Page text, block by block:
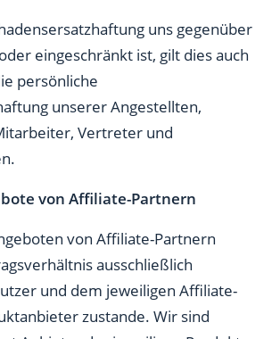
uns gegenüber
eingeschränkt ist, gilt dies auch
persönliche
unserer Angestellten,
Vertreter und
von Affiliate-Partnern
von Affiliate-Partnern
ausschließlich
und dem jeweiligen Affiliate-
zustande. Wir sind